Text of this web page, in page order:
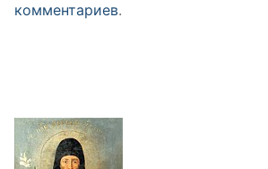
комментариев.